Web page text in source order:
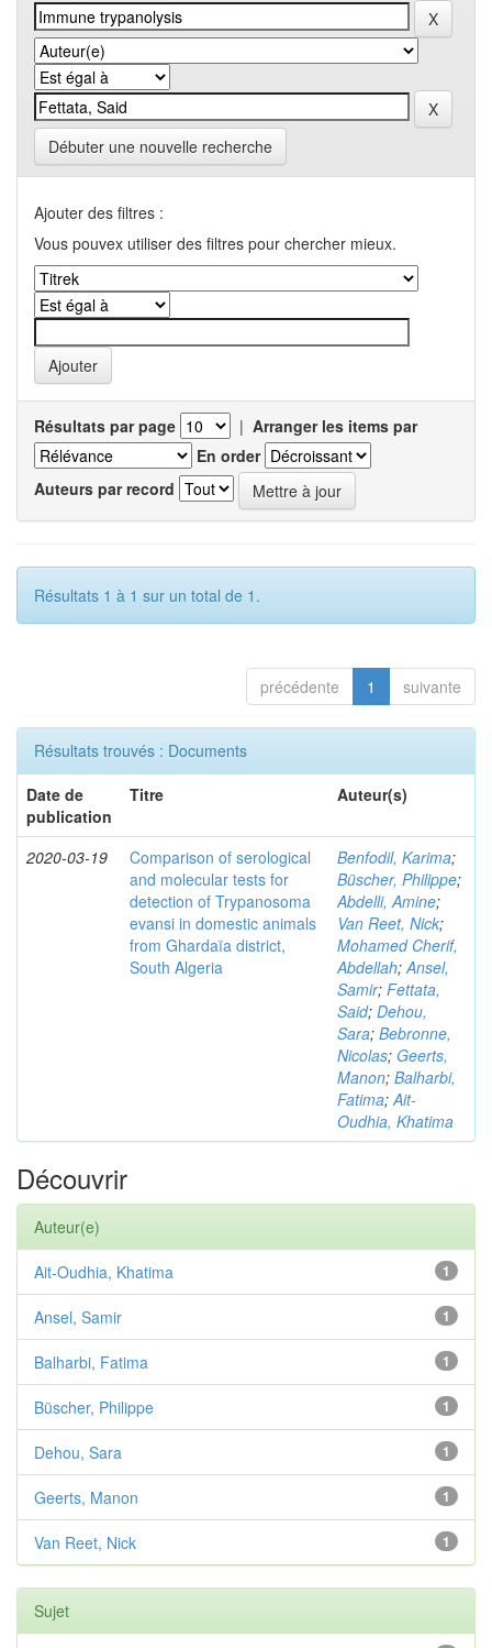
Débuter une nouvelle recherche
Ajouter des filtres :
Vous pouvex utiliser des filtres pour chercher mieux.
Résultats par page | Arranger les items par
En order
Auteurs par record
Résultats 1 à 1 sur un total de 1.
précédente 1 suivante
Résultats trouvés : Documents
Date de
publication
Titre Auteur(s)
2020-03-19
Comparison of serological
and molecular tests for
detection of Trypanosoma
evansi in domestic animals
from Ghardaïa district,
South Algeria
Benfodil, Karima;
Büscher, Philippe;
Abdelli, Amine;
Van Reet, Nick;
Mohamed Cherif,
Abdellah;Ansel,
Samir; Fettata,
Said; Dehou,
Sara; Bebronne,
Nicolas; Geerts,
Manon; Balharbi,
Fatima;Ait-
Oudhia, Khatima
Découvrir
Auteur(e)
1
Ait-Oudhia, Khatima
1
Ansel, Samir
1
Balharbi, Fatima
1
Büscher, Philippe
1
Dehou, Sara
1
Geerts, Manon
1
Van Reet, Nick
Sujet